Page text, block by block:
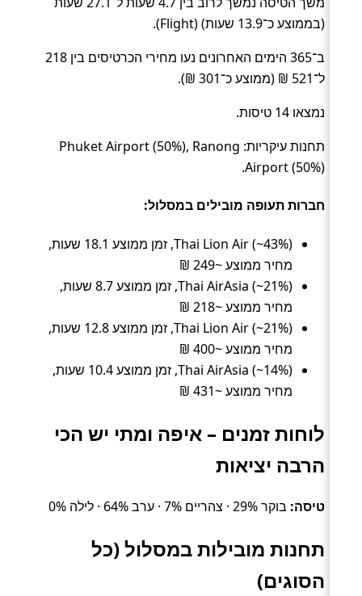
(בממוצע כ־13.9 שעות) (Flight).
ב־365 הימים האחרונים נעו מחירי הכרטיסים בין 218
ל־521 ₪ (ממוצע כ־301 ₪).
נמצאו 14 טיסות.
תחנות עיקריות: Phuket Airport (50%), Ranong
Airport (50%).
חברות תעופה מובילים במסלול:
Thai Lion Air (~43%), זמן ממוצע 18.1 שעות,
מחיר ממוצע ~249 ₪
Thai AirAsia (~21%), זמן ממוצע 8.7 שעות,
מחיר ממוצע ~218 ₪
Thai Lion Air (~21%), זמן ממוצע 12.8 שעות,
מחיר ממוצע ~400 ₪
Thai AirAsia (~14%), זמן ממוצע 10.4 שעות,
מחיר ממוצע ~431 ₪
לוחות זמנים – איפה ומתי יש הכי
הרבה יציאות
טיסה: בוקר 29% · צהריים 7% · ערב 64% · לילה 0%
תחנות מובילות במסלול (כל
הסוגים)